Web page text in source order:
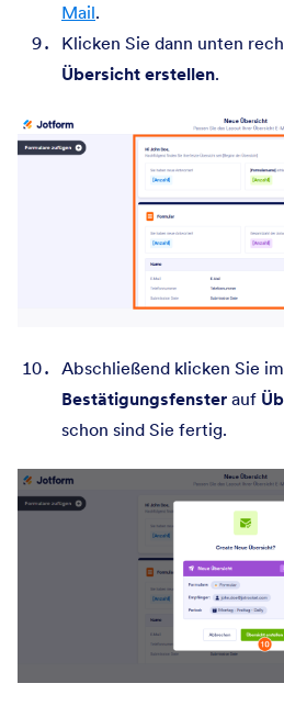
Mail.
Klicken Sie dann unten
Übersicht erstellen.
Abschließend klicken Sie
Bestätigungsfenster auf
schon sind Sie fertig.